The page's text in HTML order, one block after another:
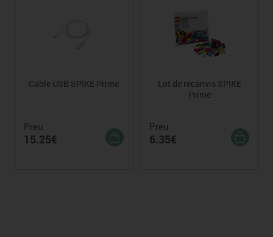
Cable USB SPIKE Prime
Preu
15.25€
Lot de recanvis SPIKE
Prime
Preu
6.35€